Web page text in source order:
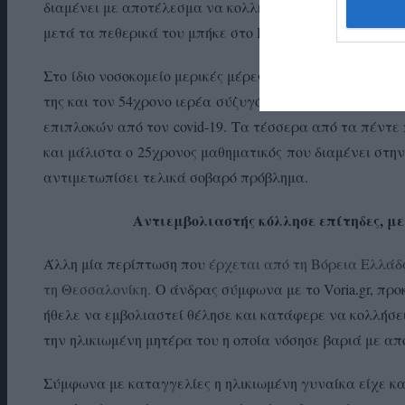
διαμένει με αποτέλεσμα να κολλήσει τον 54χρονο
μετά τα πεθερικά του μπήκε στο Πανεπιστημιακό
Στο ίδιο νοσοκομείο μερικές μέρες αργότερα
της και τον 54χρονο ιερέα σύζυγό της δεν ήταν
επιπλοκών από τον covid-19. Τα τέσσερα από τα πέντε
και μάλιστα ο 25χρονος μαθηματικός που διαμένει
αντιμετωπίσει τελικά σοβαρό πρόβλημα.
Αντιεμβολιαστής κόλλησε επίτηδες,
Άλλη μία περίπτωση που έρχεται από τη Βόρεια
τη Θεσσαλονίκη. Ο άνδρας σύμφωνα με το Voria.gr,
ήθελε να εμβολιαστεί θέλησε και κατάφερε να
την ηλικιωμένη μητέρα του η οποία νόσησε βαριά με
Σύμφωνα με καταγγελίες η ηλικιωμένη γυναίκα είχε